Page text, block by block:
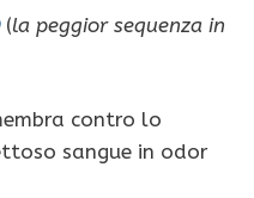
(la peggior sequenza in
contro lo
sangue in odor